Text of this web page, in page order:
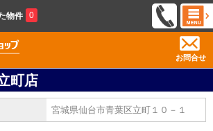
物件 0
お問合せ
町店
宮城県仙台市青葉区立町１０－１